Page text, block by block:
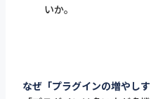
いか。
なぜ「プラグインの増やし